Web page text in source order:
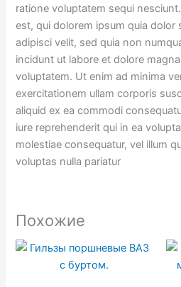
ratione voluptatem sequi
est, qui dolorem ipsum quia dolor
adipisci velit, sed quia non
incidunt ut labore et dolore
voluptatem. Ut enim ad minima
exercitationem ullam corporis
aliquid ex ea commodi
iure reprehenderit qui in ea
molestiae consequatur, vel illum
voluptas nulla pariatur
Похожие